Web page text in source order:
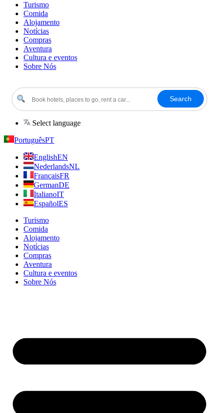
Turismo
Comida
Alojamento
Notícias
Compras
Aventura
Cultura e eventos
Sobre Nós
Search
Select language
PortuguêsPT
EnglishEN
NederlandsNL
FrançaisFR
GermanDE
ItalianoIT
EspañolES
Turismo
Comida
Alojamento
Notícias
Compras
Aventura
Cultura e eventos
Sobre Nós